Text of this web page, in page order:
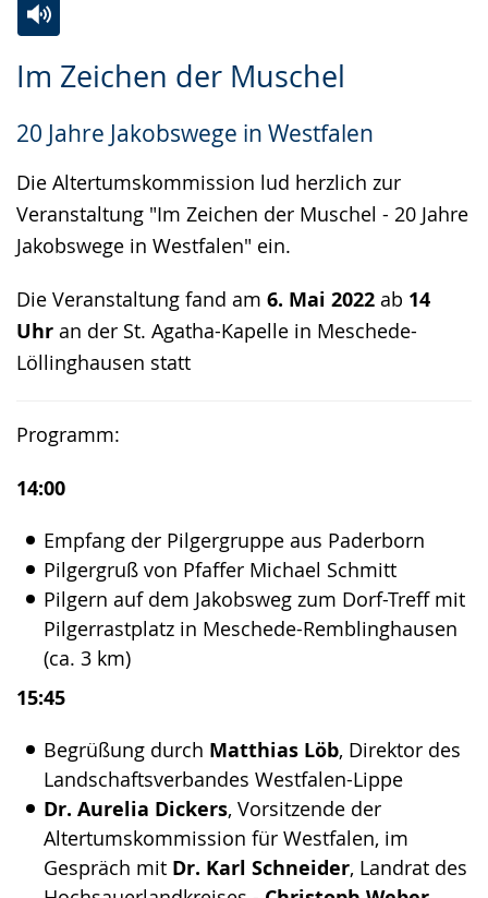
Im Zeichen der Muschel
20 Jahre Jakobswege in Westfalen
Die Altertumskommission lud herzlich zur
Veranstaltung "Im Zeichen der Muschel - 20 Jahre
Jakobswege in Westfalen" ein.
Die Veranstaltung fand am 6. Mai 2022 ab 14
Uhr an der St. Agatha-Kapelle in Meschede-
Löllinghausen statt
Programm:
14:00
Empfang der Pilgergruppe aus Paderborn
Pilgergruß von Pfaffer Michael Schmitt
Pilgern auf dem Jakobsweg zum Dorf-Treff mit
Pilgerrastplatz in Meschede-Remblinghausen
(ca. 3 km)
15:45
Begrüßung durch Matthias Löb, Direktor des
Landschaftsverbandes Westfalen-Lippe
Dr. Aurelia Dickers, Vorsitzende der
Altertumskommission für Westfalen, im
Gespräch mit Dr. Karl Schneider, Landrat des
Leichten
wechseln.
Audio-
Video
Deutscher
Gebärdensprache
wird
angezeigt.